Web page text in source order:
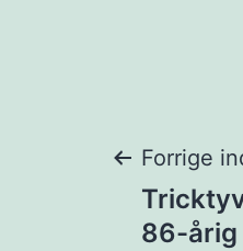
Forrige
86-årig